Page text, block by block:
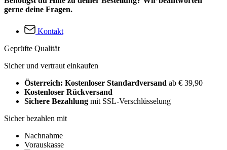
gerne deine Fragen.
Kontakt
Geprüfte Qualität
Sicher und vertraut einkaufen
Österreich: Kostenloser Standardversand ab € 39,90
Kostenloser Rückversand
Sichere Bezahlung mit SSL-Verschlüsselung
Sicher bezahlen mit
Nachnahme
Vorauskasse